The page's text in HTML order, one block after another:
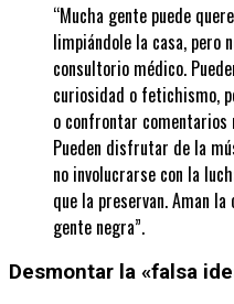
“Mucha gente puede
limpiándole la casa, pero
consultorio médico.
curiosidad o fetichismo,
o confrontar
Pueden disfrutar de la
no involucrarse con la
que la preservan. Aman
gente negra”.
Desmontar la «falsa